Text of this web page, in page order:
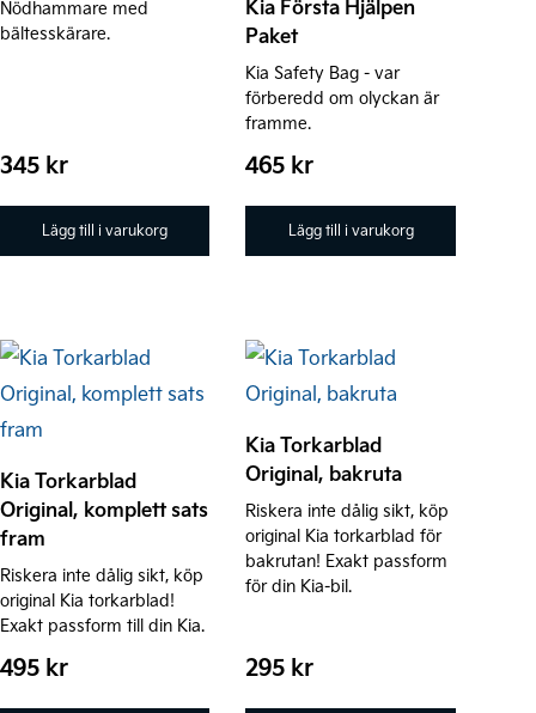
Nödhammare med
bältesskärare.
345 kr
Lägg till i varukorg
Kia Första Hjälpen
Paket
Kia Safety Bag - var
förberedd om olyckan är
framme.
465 kr
Lägg till i varukorg
Kia Torkarblad
Original, komplett sats
fram
Riskera inte dålig sikt, köp
original Kia torkarblad!
Exakt passform till din Kia.
495 kr
Kia Torkarblad
Original, bakruta
Riskera inte dålig sikt, köp
original Kia torkarblad för
bakrutan! Exakt passform
för din Kia-bil.
295 kr